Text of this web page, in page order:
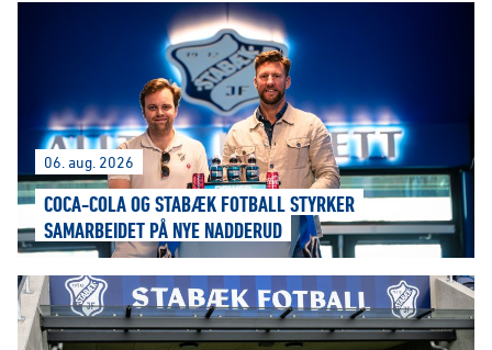
06. aug. 2026
COCA-COLA OG STABÆK FOTBALL STYRKER
SAMARBEIDET PÅ NYE NADDERUD